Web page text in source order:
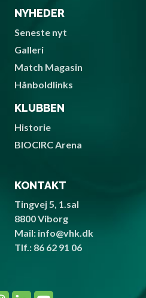
NYHEDER
Seneste nyt
Galleri
Match Magasin
Hånboldlinks
KLUBBEN
Historie
BIOCIRC Arena
KONTAKT
Tingvej 5, 1.sal
8800 Viborg
Mail: info@vhk.dk
Tlf.: 86 62 91 06